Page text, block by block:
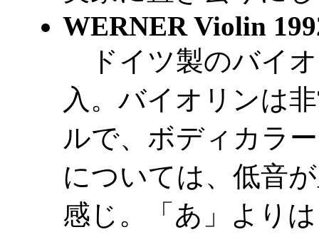
WERNER Violin
ドイツ製のバイオ
入。バイオリンは
ルで、ボディカラ
については、低音
感じ。「あ」より